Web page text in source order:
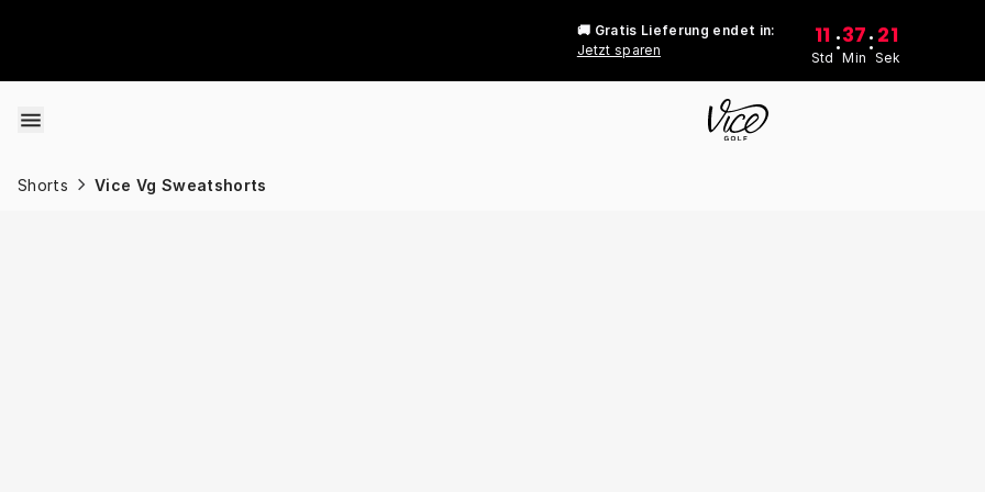
🚚 Gratis Lieferung endet in:
Jetzt sparen
11
Std
:37
Min
: 21
Sek
Shorts Vice Vg Sweatshorts